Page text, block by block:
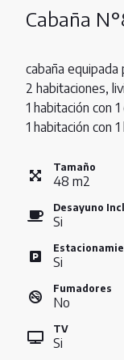
Cabaña
cabaña
2 habitaciones,
1 habitación con
1 habitación con
Tamaño
48 m2
Desayuno
Si
Si
Fumadores
No
TV
Si